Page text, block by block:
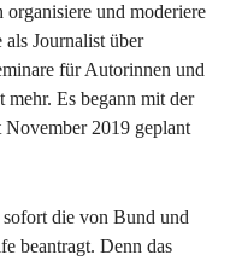
und moderiere
Journalist über
für Autorinnen und
Es begann mit der
November 2019 geplant
die von Bund und
beantragt. Denn das